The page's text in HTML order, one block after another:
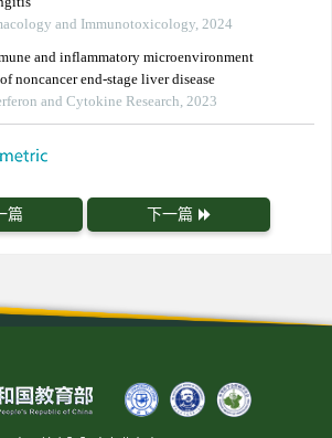
and Immunotoxicology, 2024
and inflammatory microenvironment
noncancer end-stage liver disease
and Cytokine Research, 2023
篇 下一篇